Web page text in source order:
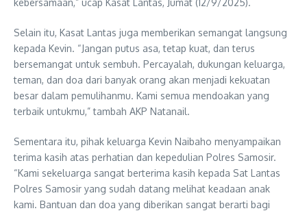
Selain itu, Kasat Lantas juga memberikan semangat langsung
kepada Kevin. “Jangan putus asa, tetap kuat, dan terus
bersemangat untuk sembuh. Percayalah, dukungan keluarga,
teman, dan doa dari banyak orang akan menjadi kekuatan
besar dalam pemulihanmu. Kami semua mendoakan yang
terbaik untukmu,” tambah AKP Natanail.
Sementara itu, pihak keluarga Kevin Naibaho menyampaikan
terima kasih atas perhatian dan kepedulian Polres Samosir.
“Kami sekeluarga sangat berterima kasih kepada Sat Lantas
Polres Samosir yang sudah datang melihat keadaan anak
kami. Bantuan dan doa yang diberikan sangat berarti bagi